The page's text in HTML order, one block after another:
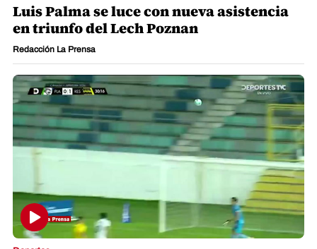
Luis Palma se luce con nueva asistencia
en triunfo del Lech Poznan
Redacción La Prensa